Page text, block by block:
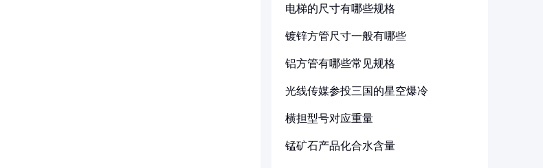
电梯的尺寸有哪些规格
镀锌方管尺寸一般有哪些
铝方管有哪些常见规格
光线传媒参投三国的星空爆冷
横担型号对应重量
锰矿石产品化合水含量